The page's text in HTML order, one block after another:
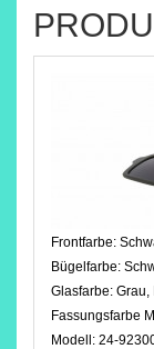
Frontfarbe:
Bügelfarbe:
Glasfarbe: Grau,
Fassungsfarbe
Modell: 24-